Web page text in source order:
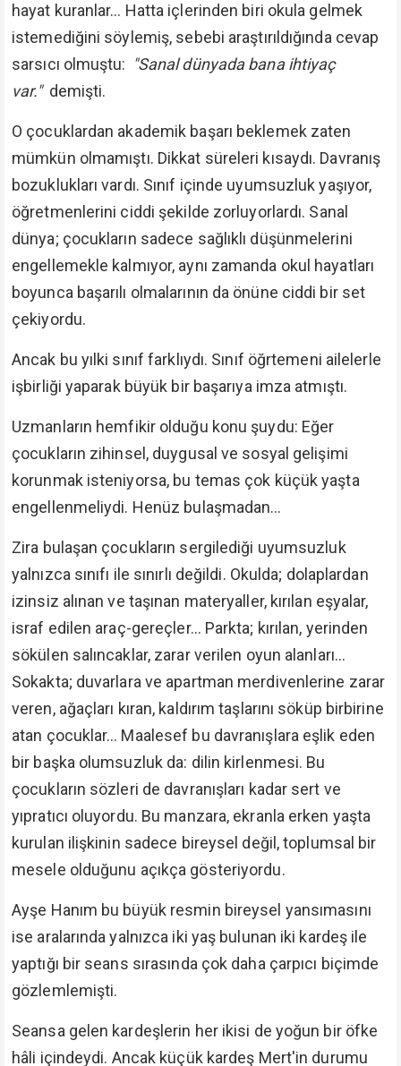
hayat kuranlar… Hatta içlerinden biri okula gelmek
istemediğini söylemiş, sebebi araştırıldığında cevap
sarsıcı olmuştu: "Sanal dünyada bana ihtiyaç
var." demişti.
O çocuklardan akademik başarı beklemek zaten
mümkün olmamıştı. Dikkat süreleri kısaydı. Davranış
bozuklukları vardı. Sınıf içinde uyumsuzluk yaşıyor,
öğretmenlerini ciddi şekilde zorluyorlardı. Sanal
dünya; çocukların sadece sağlıklı düşünmelerini
engellemekle kalmıyor, aynı zamanda okul hayatları
boyunca başarılı olmalarının da önüne ciddi bir set
çekiyordu.
Ancak bu yılki sınıf farklıydı. Sınıf öğrtemeni ailelerle
işbirliği yaparak büyük bir başarıya imza atmıştı.
Uzmanların hemfikir olduğu konu şuydu: Eğer
çocukların zihinsel, duygusal ve sosyal gelişimi
korunmak isteniyorsa, bu temas çok küçük yaşta
engellenmeliydi. Henüz bulaşmadan…
Zira bulaşan çocukların sergilediği uyumsuzluk
yalnızca sınıfı ile sınırlı değildi. Okulda; dolaplardan
izinsiz alınan ve taşınan materyaller, kırılan eşyalar,
israf edilen araç-gereçler… Parkta; kırılan, yerinden
sökülen salıncaklar, zarar verilen oyun alanları…
Sokakta; duvarlara ve apartman merdivenlerine zarar
veren, ağaçları kıran, kaldırım taşlarını söküp birbirine
atan çocuklar… Maalesef bu davranışlara eşlik eden
bir başka olumsuzluk da: dilin kirlenmesi. Bu
çocukların sözleri de davranışları kadar sert ve
yıpratıcı oluyordu. Bu manzara, ekranla erken yaşta
kurulan ilişkinin sadece bireysel değil, toplumsal bir
mesele olduğunu açıkça gösteriyordu.
Ayşe Hanım bu büyük resmin bireysel yansımasını
ise aralarında yalnızca iki yaş bulunan iki kardeş ile
yaptığı bir seans sırasında çok daha çarpıcı biçimde
gözlemlemişti.
Seansa gelen kardeşlerin her ikisi de yoğun bir öfke
hâli içindeydi. Ancak küçük kardeş Mert'in durumu